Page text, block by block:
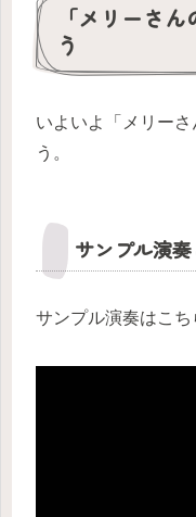
「メリーさ
う
いよいよ「メリー
う。
サンプル演
サンプル演奏はこち